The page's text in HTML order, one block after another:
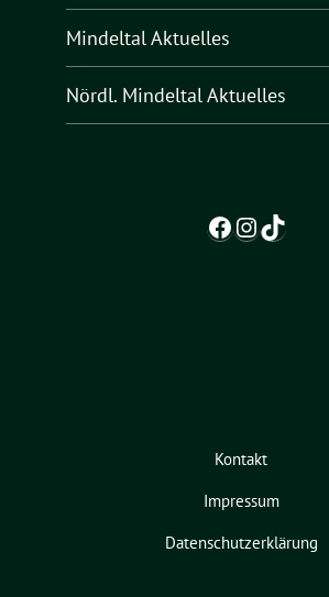
Mindeltal Aktuelles
Nördl. Mindeltal Aktuelles
Facebook
Instagram
TikTok
Kontakt
Impressum
Datenschutzerklärung